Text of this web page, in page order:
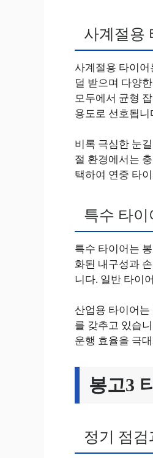
사계절용
사계절용 타이어
덜 받으며 다양
모두에서 균형
용도로 선호됩니
비록 극심한 눈
절 환경에서는
택하여 연중 타
특수 타이
특수 타이어는
화된 내구성과
니다. 일반 타이
산업용 타이어는
를 갖추고 있습
운행 효율을 극
봉고3
정기 점검